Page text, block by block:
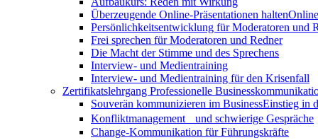
Überzeugende Online-Präsentationen halten
Persönlichkeitsentwicklung für Moderatoren und
Frei sprechen für Moderatoren und Redner
Die Macht der Stimme und des Sprechens
Interview- und Medientraining
Interview- und Medientraining für den Krisenfall
Zertifikatslehrgang Professionelle
Souverän kommunizieren im BusinessEinstieg in
Konfliktmanagement und schwierige Gespräche
Change-Kommunikation für Führungskräfte